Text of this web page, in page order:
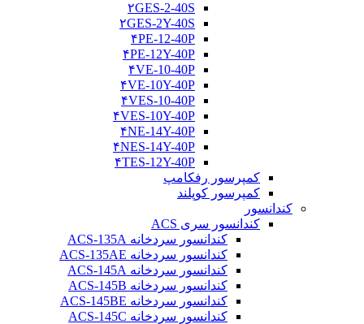
۲GES-2-40S
۲GES-2Y-40S
۴PE-12-40P
۴PE-12Y-40P
۴VE-10-40P
۴VE-10Y-40P
۴VES-10-40P
۴VES-10Y-40P
۴NE-14Y-40P
۴NES-14Y-40P
۴TES-12Y-40P
کمپرسور رفکامپ
کمپرسور کوپلند
کندانسور
کندانسور سری ACS
کندانسور سردخانه ACS-135A
کندانسور سردخانه ACS-135AE
کندانسور سردخانه ACS-145A
کندانسور سردخانه ACS-145B
کندانسور سردخانه ACS-145BE
کندانسور سردخانه ACS-145C